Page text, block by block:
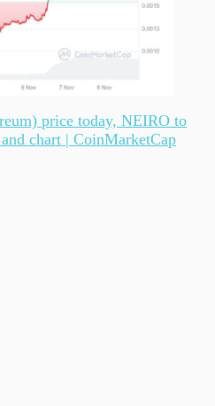
price today, NEIRO to
chart | CoinMarketCap